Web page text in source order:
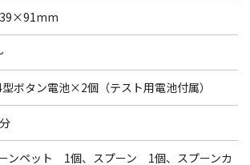
＞
の向きに入れ、スプーンカバーのフックとス
留めます。
裏面にし、フックを爪から取り外します。
ボタン電池×2個（テスト用電池付属）
ンペット 1個、スプーン 1個、スプーンカ